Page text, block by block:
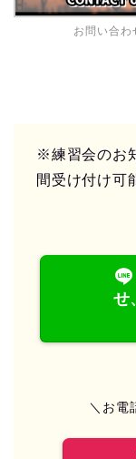
お問い合わ
※練習会のお
間受け付け可
せ
＼お電